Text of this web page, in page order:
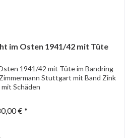
im Osten 1941/42 mit Tüte
1941/42 mit Tüte im Bandring
Stuttgart mit Band Zink
Schäden
€ *